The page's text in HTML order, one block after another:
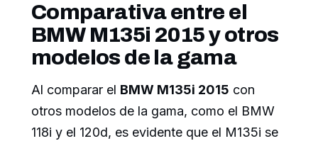
Comparativa entre el
BMW M135i 2015 y otros
modelos de la gama
Al comparar el BMW M135i 2015 con
otros modelos de la gama, como el BMW
118i y el 120d, es evidente que el M135i se